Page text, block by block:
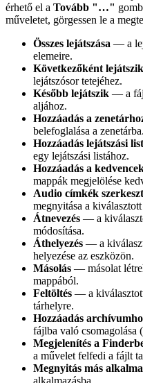
érhető el a Tovább "…"
műveletet, görgessen le a
Összes lejátszása — a
elemeire.
Következőként lejátszik
lejátszósor tetejéhez.
Később lejátszik — a
aljához.
Hozzáadás a
belefoglalása a zenetárba.
Hozzáadás lejátszási
egy lejátszási listához.
Hozzáadás a
mappák megjelölése
Audio címkék
megnyitása a
Átnevezés — a
módosítása.
Áthelyezés — a
helyezése az eszközön.
Másolás — másolat
mappából.
Feltöltés — a
tárhelyre.
Hozzáadás
fájlba való csomagolása
Megjelenítés a
a művelet felfedi a fájlt
Megnyitás más
alkalmazásba.